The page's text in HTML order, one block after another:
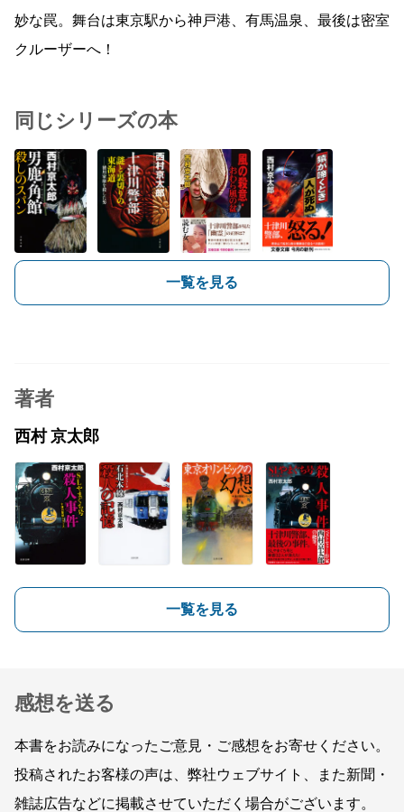
妙な罠。舞台は東京駅から神戸港、有馬温泉、最後は密室
クルーザーへ！
同じシリーズの本
一覧を見る
著者
西村 京太郎
一覧を見る
感想を送る
本書をお読みになったご意見・ご感想をお寄せください。
投稿されたお客様の声は、弊社ウェブサイト、また新聞・
雑誌広告などに掲載させていただく場合がございます。